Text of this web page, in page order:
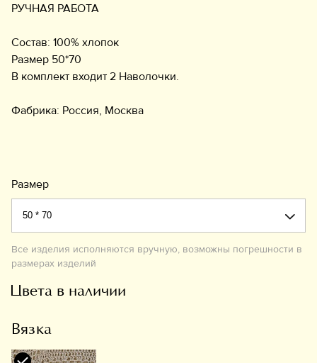
РУЧНАЯ РАБОТА
Состав: 100% хлопок
Размер 50*70
В комплект входит 2 Наволочки.
Фабрика: Россия, Москва
Размер
Все изделия исполняются вручную, возможны погрешности в
размерах изделий
Цвета в наличии
Вязка